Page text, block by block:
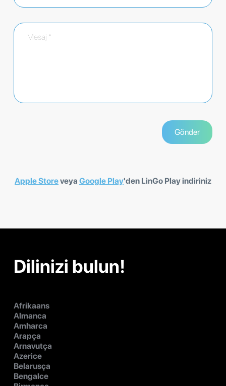
Apple Storeveya Google Play'den LinGo Play indiriniz
Dilinizi bulun!
Afrikaans
Almanca
Amharca
Arapça
Arnavutça
Azerice
Belarusça
Bengalce